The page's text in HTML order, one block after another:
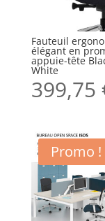
Fauteuil
élégant en
appuie-tête
White
399,75
Promo !